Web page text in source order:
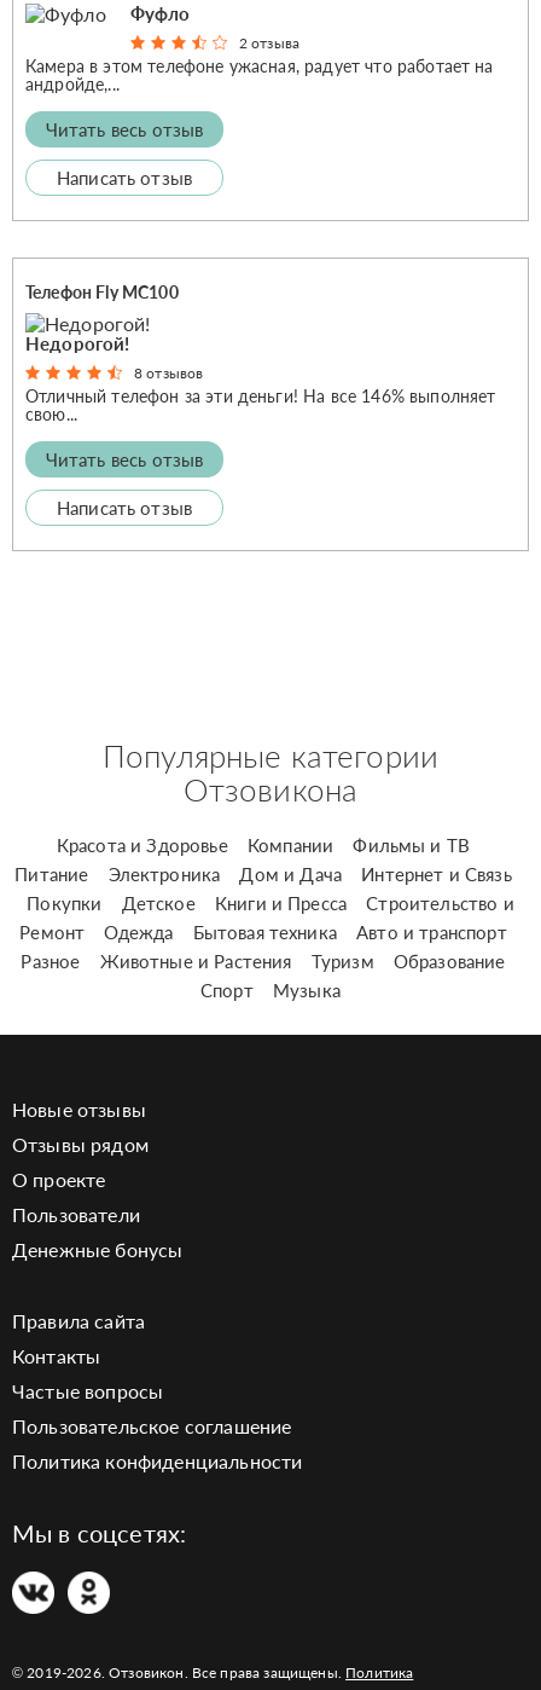
Фуфло
2 отзыва
Камера в этом телефоне ужасная, радует что работает на
андройде,...
Читать весь отзыв
Написать отзыв
Телефон Fly MC100
Недорогой!
8 отзывов
Отличный телефон за эти деньги! На все 146% выполняет
свою...
Читать весь отзыв
Написать отзыв
Популярные категории
Отзовикона
Красота и Здоровье Компании
Фильмы и ТВ
Питание
Электроника Дом и Дача
Интернет и Связь
Покупки
Детское Книги и Пресса
Строительство и
Ремонт
Одежда Бытовая техника
Авто и транспорт
Разное
Животные и Растения Туризм
Образование
Спорт
Музыка
Новые отзывы
Отзывы рядом
О проекте
Пользователи
Денежные бонусы
Правила сайта
Контакты
Частые вопросы
Пользовательское соглашение
Политика конфиденциальности
Мы в соцсетях:
© 2019-2026. Отзовикон. Все права защищены. Политика